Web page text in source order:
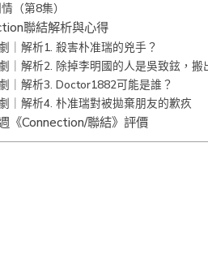
（第8集）
聯結解析與心得
｜解析1. 殺害朴准瑞的兇手？
｜解析2. 除掉李明國的人是吳致鉉，
｜解析3. Doctor1882可能是誰？
｜解析4. 朴准瑞對被拋棄朋友的歉疚
《Connection/聯結》評價